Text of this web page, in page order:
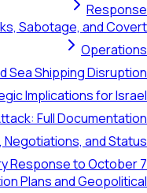
Response
Sabotage, and Covert
Operations
Sea Shipping Disruption
Implications for Israel
Full Documentation
and Status
Response to October 7
Plans and Geopolitical